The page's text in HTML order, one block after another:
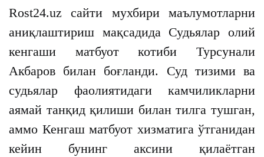
Rost24.uz сайти мухбири маълумотларни
аниқлаштириш мақсадида Судьялар олий
кенгаши матбуот котиби Турсунали
Акбаров билан боғланди. Суд тизими ва
судьялар фаолиятидаги камчиликларни
аямай танқид қилиши билан тилга тушган,
аммо Кенгаш матбуот хизматига ўтганидан
кейин бунинг аксини қилаётган